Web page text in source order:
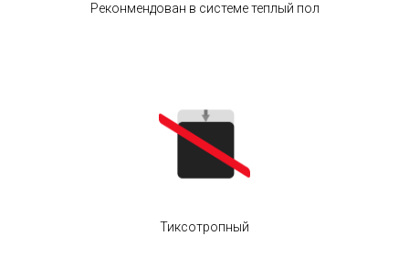
Реконмендован в системе теплый пол
Тиксотропный